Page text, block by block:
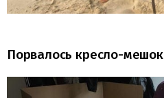
Порвалось кресло-мешок